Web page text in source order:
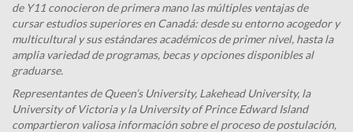
de Y11 conocieron de primera mano las múltiples ventajas de
cursar estudios superiores en Canadá: desde su entorno acogedor y
multicultural y sus estándares académicos de primer nivel, hasta la
amplia variedad de programas, becas y opciones disponibles al
graduarse.
Representantes de Queen’s University, Lakehead University, la
University of Victoria y la University of Prince Edward Island
compartieron valiosa información sobre el proceso de postulación,